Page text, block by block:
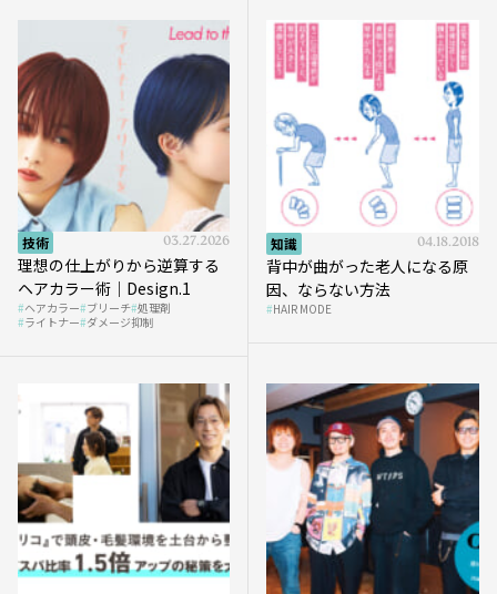
技術 03.27.2026
理想の仕上がりから逆算する
ヘアカラー術｜Design.1
ヘアカラー ブリーチ 処理剤
ライトナー ダメージ抑制
知識 04.18.2018
背中が曲がった老人になる原
因、ならない方法
HAIR MODE